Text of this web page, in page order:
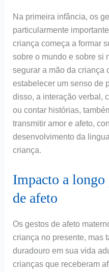
Na primeira infância, os
particularmente
criança começa a formar
sobre o mundo e sobre si
segurar a mão da criança
estabelecer um senso de
disso, a interação verbal,
ou contar histórias,
transmitir amor e afeto,
desenvolvimento da
criança.
Impacto a longo
de afeto
Os gestos de afeto
criança no presente, mas
duradouro em sua vida
crianças que receberam